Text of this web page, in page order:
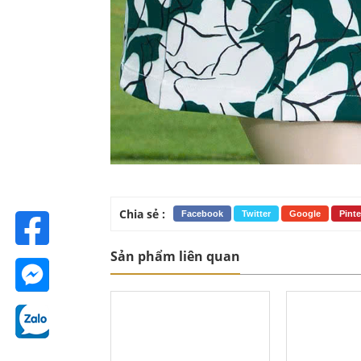
Chia sẻ : Facebook Twitter Google
Sản phẩm liên quan